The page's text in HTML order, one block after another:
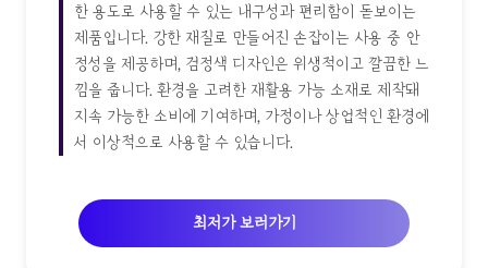
한 용도로 사용할 수 있는 내구성과 편리함이 돋보이는
제품입니다. 강한 재질로 만들어진 손잡이는 사용 중 안
정성을 제공하며, 검정색 디자인은 위생적이고 깔끔한 느
낌을 줍니다. 환경을 고려한 재활용 가능 소재로 제작돼
지속 가능한 소비에 기여하며, 가정이나 상업적인 환경에
서 이상적으로 사용할 수 있습니다.
최저가 보러가기